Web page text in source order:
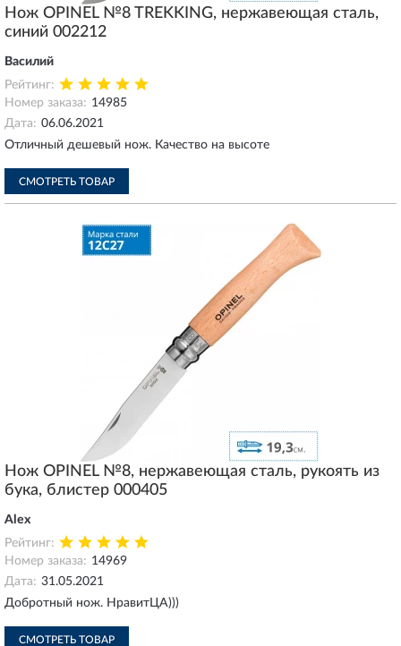
Нож OPINEL №8 TREKKING, нержавеющая сталь,
синий 002212
Василий
Рейтинг:
Номер заказа: 14985
Дата: 06.06.2021
Отличный дешевый нож. Качество на высоте
СМОТРЕТЬ ТОВАР
Нож OPINEL №8, нержавеющая сталь, рукоять из
бука, блистер 000405
Аlex
Рейтинг:
Номер заказа: 14969
Дата: 31.05.2021
Добротный нож. НравитЦА)))
СМОТРЕТЬ ТОВАР